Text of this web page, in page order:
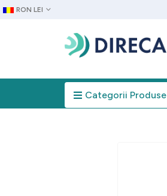
RON LEI
Categorii Produse